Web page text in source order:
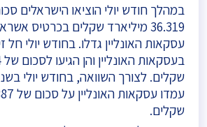
במהלך חודש יולי הוציאו הישראלים
36.319 מיליארד שקלים בכרטיס
שקלים.